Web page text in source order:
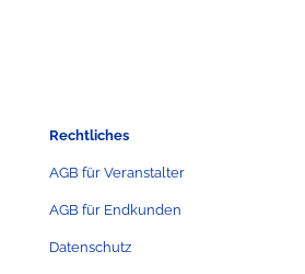
Rechtliches
AGB für Veranstalter
AGB für Endkunden
Datenschutz